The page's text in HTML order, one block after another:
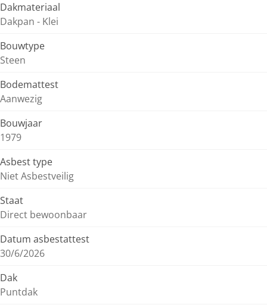
Dakmateriaal
Dakpan - Klei
Bouwtype
Steen
Bodemattest
Aanwezig
Bouwjaar
1979
Asbest type
Niet Asbestveilig
Staat
Direct bewoonbaar
Datum asbestattest
30/6/2026
Dak
Puntdak